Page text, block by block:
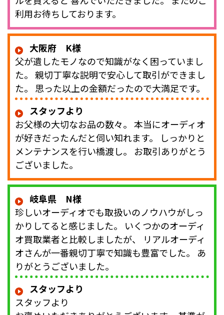
利用お待ちしております。
大阪府 K様
父が遺したモノなので知識がなく困っていまし
た。 親切丁寧な説明で安心して取引ができまし
た。 思った以上の金額だったので大満足です。
スタッフより
お父様の大切なお品の数々。 本当にオーディオ
が好きだったんだと伺い知れます。 しっかりと
メンテナンスを行い橋渡し。 お取引ありがとう
ございました。
岐阜県 N様
珍しいオーディオでも取扱いのノウハウがしっ
かりしてると感じました。 いくつかのオーディ
オ買取業者と比較しましたが、 リアルオーディ
オさんが一番親切丁寧で知識も豊富でした。 あ
りがとうございました。
スタッフより
スタッフより